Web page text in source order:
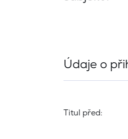
Údaje o
Titul před: